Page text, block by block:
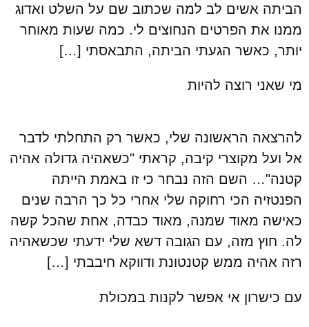
הביתה אשים לב למה שכתוב שם על השלט ואדוג
ממנו את הפרטים הנחוצים לי. כמה שעות מאוחר
יותר, כאשר הגעתי הביתה, התבאסתי […]
מי שאני רוצה להיות
להרצאה הראשונה שלי, כאשר רק התחלתי לדבר
אל ועל מקוצרי קיבה, קראתי "כשאהיה גדולה אהיה
קטנה"… השם הזה נבחר כי זו באמת הייתה
הפנטזיה הכי רחוקה שלי אחרי כל כך הרבה שנים
כאישה מאוד שמנה, מאוד כבדה, אחת שהכל קשה
לה. חוץ מזה, עם הגובה דשא שלי ידעתי שכשאהיה
רזה אהיה ממש קטנטונת ודווקא חיבבתי […]
עם כישרון אי אפשר לקנות במכולת